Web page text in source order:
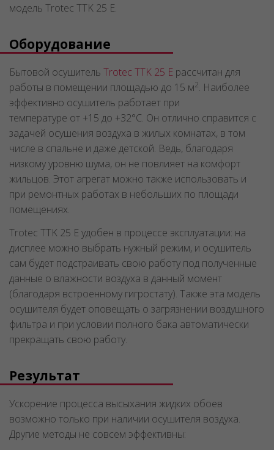
модель Trotec TTK 25 E.
Оборудование
Бытовой осушитель Trotec TTK 25 E рассчитан для
работы в помещении площадью до 15 м2. Наиболее
эффективно осушитель работает при
температуре от +15 до +32°C. Он отлично справится с
задачей осушения воздуха в жилых комнатах, в том
числе в спальне и даже детской. Ведь, благодаря
низкому уровню шума, он не повлияет на комфорт
жильцов. Этот агрегат можно также использовать и
при ремонтных работах в небольших по площади
помещениях.
Trotec TTK 25 E удобен в процессе эксплуатации: на
дисплее можно выбрать нужный режим, и осушитель
сам будет подстраивать свою работу под полученные
данные о влажности воздуха в данный момент
(благодаря встроенному гигростату). Также эта модель
осушителя будет оповещать о загрязнении воздушного
фильтра и при условии полного бака автоматически
прекращать свою работу.
Результат
Ускорение процесса высыхания жидких обоев
возможно только при наличии осушителя воздуха.
Другие методы не совсем эффективны: